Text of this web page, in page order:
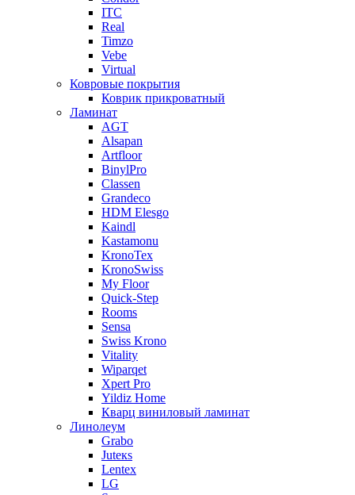
ITC
Real
Timzo
Vebe
Virtual
Ковровые покрытия
Коврик прикроватный
Ламинат
AGT
Alsapan
Artfloor
BinylPro
Classen
Grandeco
HDM Elesgo
Kaindl
Kastamonu
KronoTex
KronoSwiss
My Floor
Quick-Step
Rooms
Sensa
Swiss Krono
Vitality
Wiparqet
Xpert Pro
Yildiz Home
Кварц виниловый ламинат
Линолеум
Grabo
Juteкs
Lentex
LG